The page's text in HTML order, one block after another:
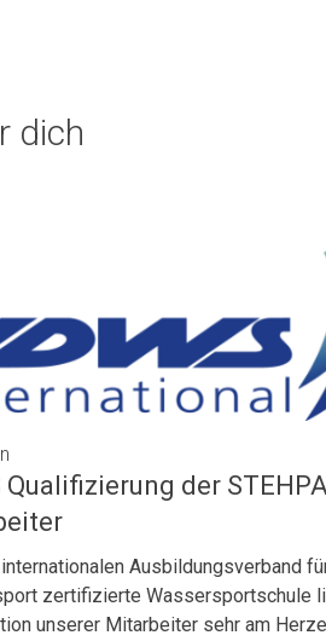
dich
Qualifizierung der
Ausbildungsverband
zertifizierte Wassersportschule
unserer Mitarbeiter sehr am